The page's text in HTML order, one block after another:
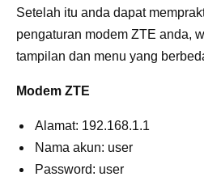
Setelah itu anda dapat
pengaturan modem ZTE anda,
tampilan dan menu yang
Modem ZTE
Alamat: 192.168.1.1
Nama akun: user
Password: user